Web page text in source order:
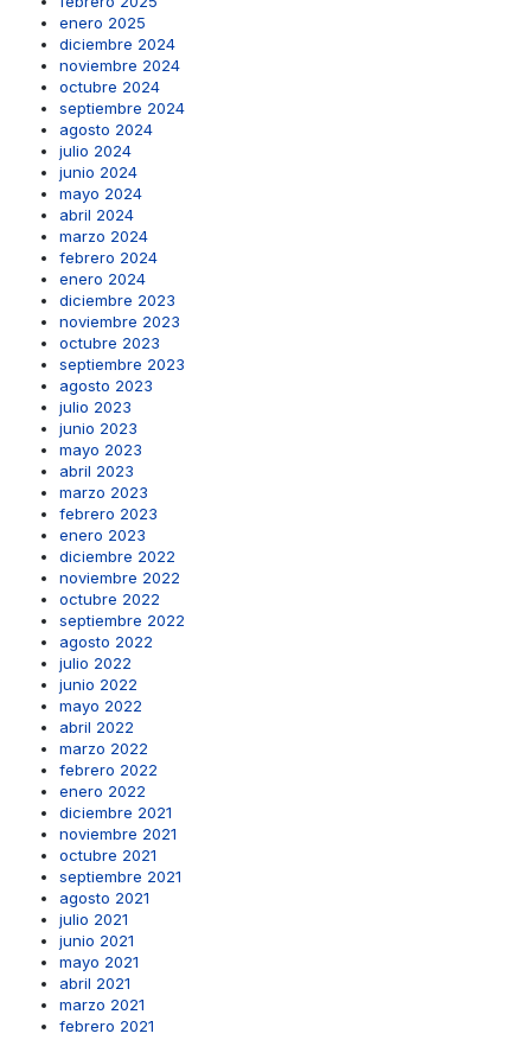
enero 2025
diciembre 2024
noviembre 2024
octubre 2024
septiembre 2024
agosto 2024
julio 2024
junio 2024
mayo 2024
abril 2024
marzo 2024
febrero 2024
enero 2024
diciembre 2023
noviembre 2023
octubre 2023
septiembre 2023
agosto 2023
julio 2023
junio 2023
mayo 2023
abril 2023
marzo 2023
febrero 2023
enero 2023
diciembre 2022
noviembre 2022
octubre 2022
septiembre 2022
agosto 2022
julio 2022
junio 2022
mayo 2022
abril 2022
marzo 2022
febrero 2022
enero 2022
diciembre 2021
noviembre 2021
octubre 2021
septiembre 2021
agosto 2021
julio 2021
junio 2021
mayo 2021
abril 2021
marzo 2021
febrero 2021